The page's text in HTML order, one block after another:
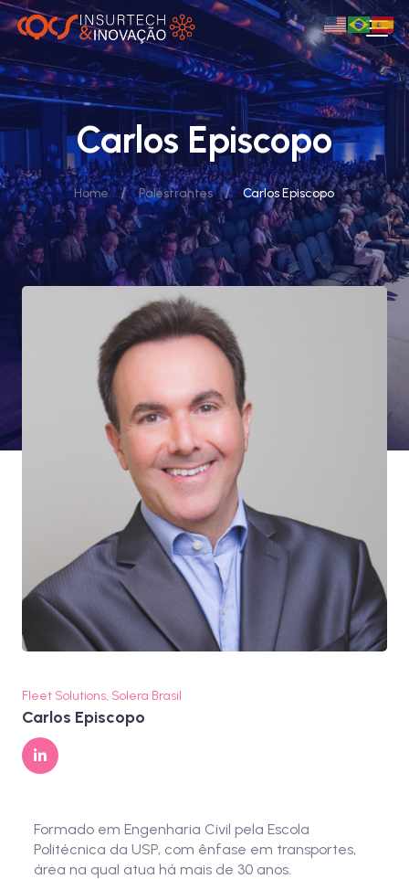
Carlos Episcopo
Home / Palestrantes / Carlos Episcopo
Fleet Solutions, Solera Brasil
Carlos Episcopo
Formado em Engenharia Civil pela Escola
Politécnica da USP, com ênfase em transportes,
área na qual atua há mais de 30 anos.